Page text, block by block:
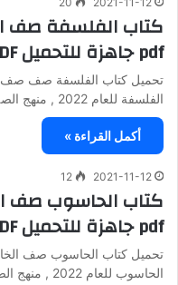
pdf جاهزة للتحميل PDF رابط مباشر
الفلسفة للعام 2022 , منهج الصف صف الخامس ادبي…
أكمل القراءة »
2021-11-12
12
pdf جاهزة للتحميل PDF رابط مباشر
الحاسوب للعام 2022 , منهج الصف الخامس ادبي العام الدراسي…